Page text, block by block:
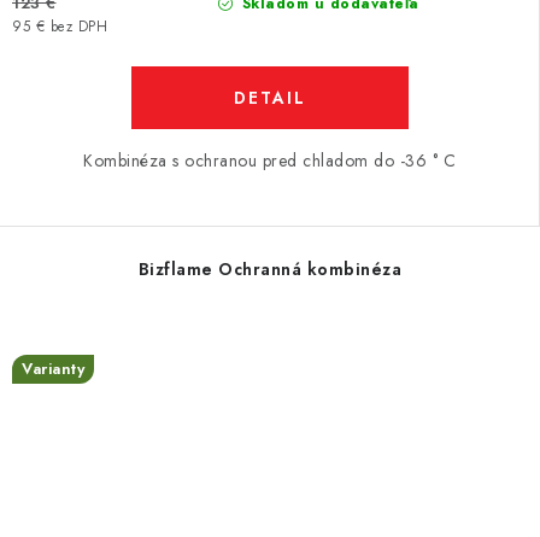
95 € bez DPH
DETAIL
Kombinéza s ochranou pred chladom do -36 ° C
Bizflame Ochranná kombinéza
Varianty